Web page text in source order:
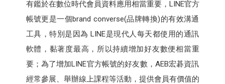
有鑑於在數位時代會員資料應用相當重要，LINE官方
帳號更是一個brand converse(品牌轉換)的有效溝通
工具，特別是因為 LINE是現代人每天都使用的通訊
軟體，黏著度最高，所以持續增加好友數便相當重
要；為了增加LINE官方帳號的好友數，AEB宏碁資訊
經常參展、舉辦線上課程等活動，提供會員有價值的